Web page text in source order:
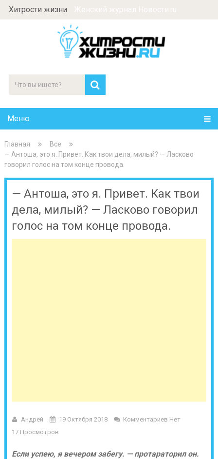
Хитрости жизни
Меню
Главная
Все
— Антоша, это я. Привет. Как твои дела, милый? — Ласково
говорил голос на том конце провода.
— Антоша, это я. Привет. Как твои
дела, милый? — Ласково говорил
голос на том конце провода.
Андрей 19 Октября 2018
Комментариев Нет
17 Просмотров
Если успею, я вечером забегу. — протараторил он.